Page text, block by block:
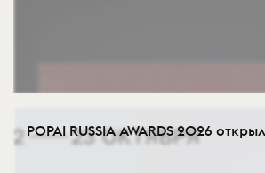
POPAI RUSSIA AWARDS 2026